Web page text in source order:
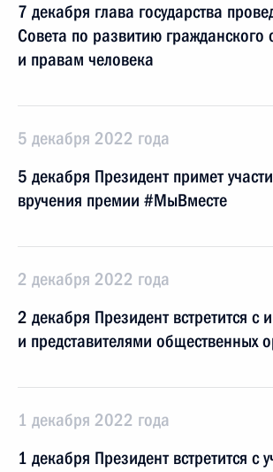
7 декабря глава государства
Совета по развитию гражданского
и правам человека
5 декабря 2022 года
5 декабря Президент примет
вручения премии #МыВместе
2 декабря 2022 года
2 декабря Президент встретится с
и представителями общественных
1 декабря 2022 года
1 декабря Президент встретится с